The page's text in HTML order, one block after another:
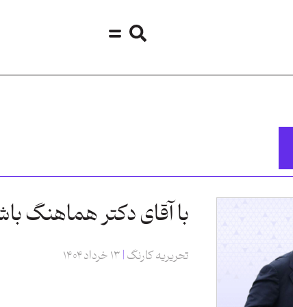
با آقای دکتر هماهنگ
تحریریه کارنگ ۱۳ خرداد ۱۴۰۴